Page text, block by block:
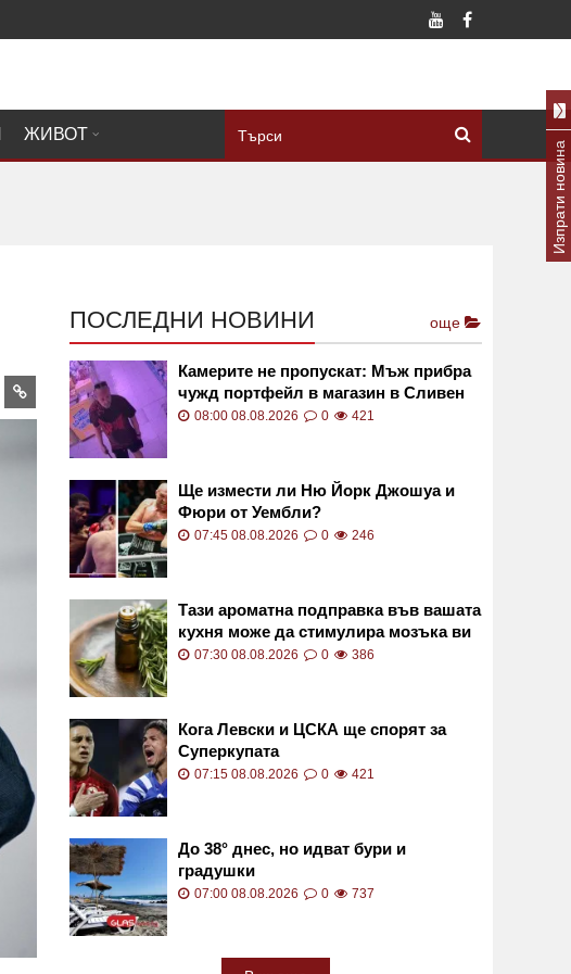
ЖИВОТ
ПОСЛЕДНИ НОВИНИ още
Камерите не пропускат: Мъж прибра
чужд портфейл в магазин в Сливен
ВИДЕО
08:00 08.08.2026 0 421
Ще измести ли Ню Йорк Джошуа и
Фюри от Уембли?
07:45 08.08.2026 0 246
Тази ароматна подправка във вашата
кухня може да стимулира мозъка ви
и да облекчи стреса
07:30 08.08.2026 0 386
Кога Левски и ЦСКА ще спорят за
Суперкупата
07:15 08.08.2026 0 421
До 38° днес, но идват бури и
градушки
07:00 08.08.2026 0 737
Изпрати новина